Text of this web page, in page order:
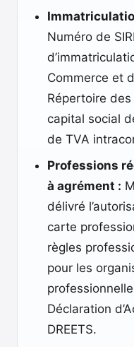
Numéro de
Commerce et
Répertoire
capital social
de TVA
Professions
à agrément :
délivré
carte
règles
pour les
Déclaration
DREETS.